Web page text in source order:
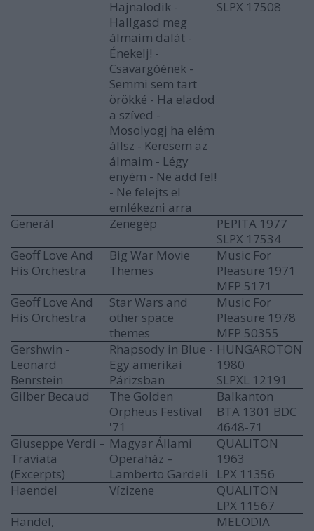
Hajnalodik -
Hallgasd meg
álmaim dalát -
Énekelj! -
Csavargóének -
Semmi sem tart
örökké - Ha eladod
a szíved -
Mosolyogj ha elém
állsz - Keresem az
álmaim - Légy
enyém - Ne add fel!
- Ne felejts el
emlékezni arra
SLPX 17508
Generál Zenegép
PEPITA 1977
SLPX 17534
Geoff Love And
His Orchestra
Big War Movie
Themes
Music For
Pleasure 1971
MFP 5171
Geoff Love And
His Orchestra
Star Wars and
other space
themes
Music For
Pleasure 1978
MFP 50355
Gershwin -
Leonard
Benrstein
Rhapsody in Blue -
Egy amerikai
Párizsban
HUNGAROTON
1980
SLPXL 12191
Gilber Becaud
The Golden
Orpheus Festival
'71
Balkanton
BTA 1301 BDC
4648-71
Giuseppe Verdi ‎–
Traviata
(Excerpts)
Magyar Állami
Operaház –
Lamberto Gardeli
QUALITON
1963
LPX 11356
Haendel
Vízizene
QUALITON
LPX 11567
Handel,
MELODIA